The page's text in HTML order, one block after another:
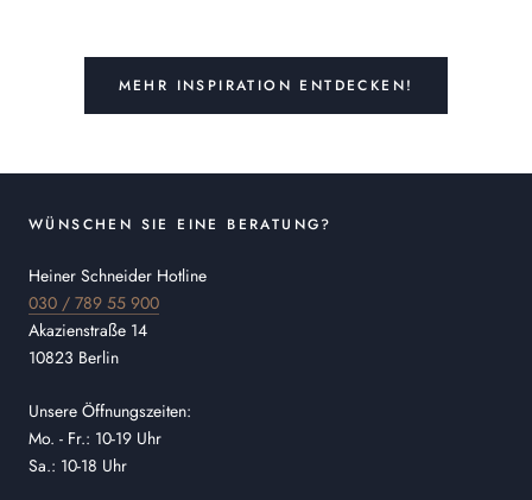
MEHR INSPIRATION ENTDECKEN!
WÜNSCHEN SIE EINE BERATUNG?
Heiner Schneider Hotline
030 / 789 55 900
Akazienstraße 14
10823 Berlin
Unsere Öffnungszeiten:
Mo. - Fr.: 10-19 Uhr
Sa.: 10-18 Uhr